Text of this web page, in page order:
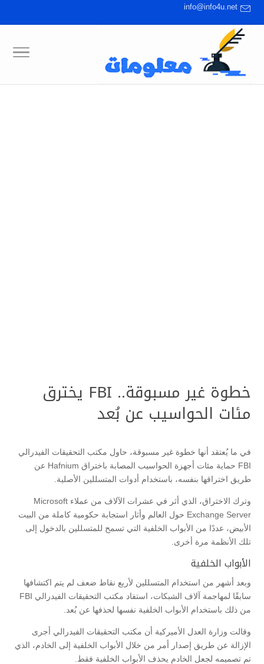
info@info4u.net
خطوة غير مسبوقة.. FBI يخترق
مئات الحواسيب عن بُعد
في ما يُعتقد أنها خطوة غير مسبوقة، حاول مكتب التحقيقات الفيدرالي
FBI حماية مئات أجهزة الحواسيب المصابة باختراق Hafnium عن
طريق اختراقها بنفسه، باستخدام أدوات المتسللين الأصلية.
وترك الاختراق، الذي أثر في عشرات الآلاف من عملاء Microsoft
Exchange Server حول العالم وأثار استجابة حكومية كاملة من البيت
الأبيض، عددًا من الأبواب الخلفية التي تسمح للمتسللين بالدخول إلى
تلك الأنظمة مرة أخرى.
الأبواب الخلفية
وبعد أشهر من استخدام المتسللين لأربع نقاط ضعف لم يتم اكتشافها
سابقًا لمهاجمة آلاف الشبكات، استفاد مكتب التحقيقات الفيدرالي FBI
من ذلك باستخدام الأبواب الخلفية نفسها لحذفها عن بُعد.
وقالت وزارة العدل الأميركية أن مكتب التحقيقات الفيدرالي أجرى
الإزالة عن طريق إصدار أمر من خلال الأبواب الخلفية إلى الخادم، الذي
تم تصميمه لجعل الخادم يحذف الأبواب الخلفية فقط.